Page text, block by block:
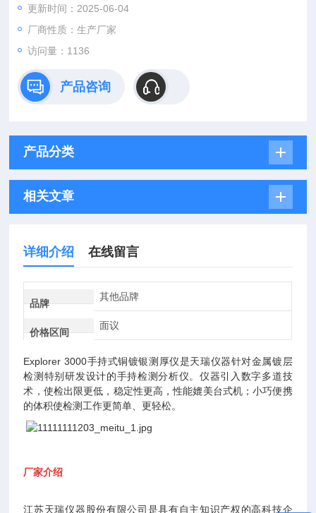
售。更新时间：2025-06-04
厂商性质：生产厂家
访问量：1136
产品咨询
产品分类
相关文章
详细介绍 在线留言
品牌
其他品牌
价格区间
面议
Explorer 3000手持式铜镀银测厚仪是天瑞仪器针对金属镀层
检测特别研发设计的手持检测分析仪。仪器引入数字多道技
术，使检出限更低，稳定性更高，性能媲美台式机；小巧便携
的体积使检测工作更简单、更轻松。
厂家介绍
江苏天瑞仪器股份有限公司是具有自主知识产权的高科技企